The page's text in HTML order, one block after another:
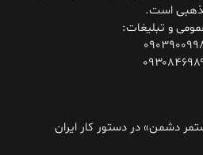
است.
و تبلیغات:
دشمن» در دستور کار ایران